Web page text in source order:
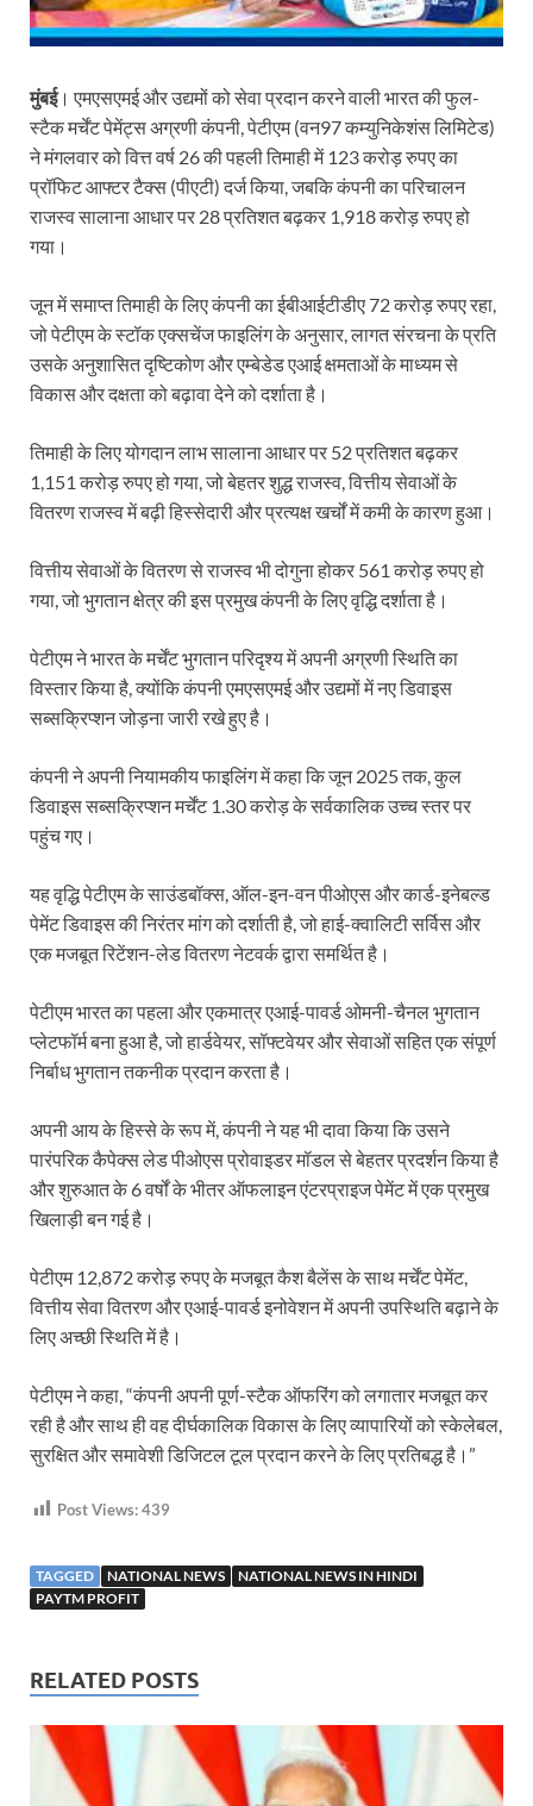
मुंबई। एमएसएमई और उद्यमों को सेवा प्रदान करने वाली भारत की फुल-
स्टैक मर्चेंट पेमेंट्स अग्रणी कंपनी, पेटीएम (वन97 कम्युनिकेशंस लिमिटेड)
ने मंगलवार को वित्त वर्ष 26 की पहली तिमाही में 123 करोड़ रुपए का
प्रॉफिट आफ्टर टैक्स (पीएटी) दर्ज किया, जबकि कंपनी का परिचालन
राजस्व सालाना आधार पर 28 प्रतिशत बढ़कर 1,918 करोड़ रुपए हो
गया।
जून में समाप्त तिमाही के लिए कंपनी का ईबीआईटीडीए 72 करोड़ रुपए रहा,
जो पेटीएम के स्टॉक एक्सचेंज फाइलिंग के अनुसार, लागत संरचना के प्रति
उसके अनुशासित दृष्टिकोण और एम्बेडेड एआई क्षमताओं के माध्यम से
विकास और दक्षता को बढ़ावा देने को दर्शाता है।
तिमाही के लिए योगदान लाभ सालाना आधार पर 52 प्रतिशत बढ़कर
1,151 करोड़ रुपए हो गया, जो बेहतर शुद्ध राजस्व, वित्तीय सेवाओं के
वितरण राजस्व में बढ़ी हिस्सेदारी और प्रत्यक्ष खर्चों में कमी के कारण हुआ।
वित्तीय सेवाओं के वितरण से राजस्व भी दोगुना होकर 561 करोड़ रुपए हो
गया, जो भुगतान क्षेत्र की इस प्रमुख कंपनी के लिए वृद्धि दर्शाता है।
पेटीएम ने भारत के मर्चेंट भुगतान परिदृश्य में अपनी अग्रणी स्थिति का
विस्तार किया है, क्योंकि कंपनी एमएसएमई और उद्यमों में नए डिवाइस
सब्सक्रिप्शन जोड़ना जारी रखे हुए है।
कंपनी ने अपनी नियामकीय फाइलिंग में कहा कि जून 2025 तक, कुल
डिवाइस सब्सक्रिप्शन मर्चेंट 1.30 करोड़ के सर्वकालिक उच्च स्तर पर
पहुंच गए।
यह वृद्धि पेटीएम के साउंडबॉक्स, ऑल-इन-वन पीओएस और कार्ड-इनेबल्ड
पेमेंट डिवाइस की निरंतर मांग को दर्शाती है, जो हाई-क्वालिटी सर्विस और
एक मजबूत रिटेंशन-लेड वितरण नेटवर्क द्वारा समर्थित है।
पेटीएम भारत का पहला और एकमात्र एआई-पावर्ड ओमनी-चैनल भुगतान
प्लेटफॉर्म बना हुआ है, जो हार्डवेयर, सॉफ्टवेयर और सेवाओं सहित एक संपूर्ण
निर्बाध भुगतान तकनीक प्रदान करता है।
अपनी आय के हिस्से के रूप में, कंपनी ने यह भी दावा किया कि उसने
पारंपरिक कैपेक्स लेड पीओएस प्रोवाइडर मॉडल से बेहतर प्रदर्शन किया है
और शुरुआत के 6 वर्षों के भीतर ऑफलाइन एंटरप्राइज पेमेंट में एक प्रमुख
खिलाड़ी बन गई है।
पेटीएम 12,872 करोड़ रुपए के मजबूत कैश बैलेंस के साथ मर्चेंट पेमेंट,
वित्तीय सेवा वितरण और एआई-पावर्ड इनोवेशन में अपनी उपस्थिति बढ़ाने के
लिए अच्छी स्थिति में है।
पेटीएम ने कहा, “कंपनी अपनी पूर्ण-स्टैक ऑफरिंग को लगातार मजबूत कर
रही है और साथ ही वह दीर्घकालिक विकास के लिए व्यापारियों को स्केलेबल,
सुरक्षित और समावेशी डिजिटल टूल प्रदान करने के लिए प्रतिबद्ध है।”
Post Views:439
TAGGED NATIONAL NEWS
NATIONAL NEWS IN HINDI
PAYTM PROFIT
RELATED POSTS